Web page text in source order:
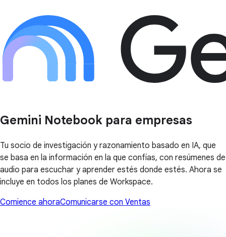
Gemini Notebook para empresas
Tu socio de investigación y razonamiento basado en IA, que
se basa en la información en la que confías, con resúmenes de
audio para escuchar y aprender estés donde estés. Ahora se
incluye en todos los planes de Workspace.
Comience ahoraComunicarse con Ventas